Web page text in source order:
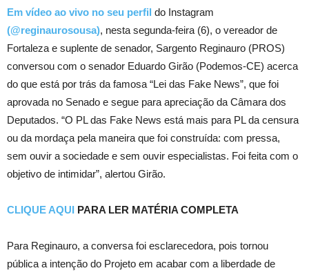
Em vídeo ao vivo no seu perfil do Instagram
(@reginaurosousa), nesta segunda-feira (6), o vereador de
Fortaleza e suplente de senador, Sargento Reginauro (PROS)
conversou com o senador Eduardo Girão (Podemos-CE) acerca
do que está por trás da famosa “Lei das Fake News”, que foi
aprovada no Senado e segue para apreciação da Câmara dos
Deputados. “O PL das Fake News está mais para PL da censura
ou da mordaça pela maneira que foi construída: com pressa,
sem ouvir a sociedade e sem ouvir especialistas. Foi feita com o
objetivo de intimidar”, alertou Girão.
CLIQUE AQUI PARA LER MATÉRIA COMPLETA
Para Reginauro, a conversa foi esclarecedora, pois tornou
pública a intenção do Projeto em acabar com a liberdade de